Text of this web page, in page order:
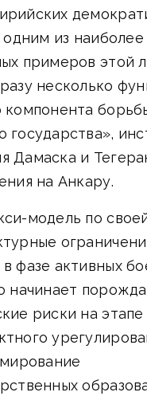
из наиболее
примеров этой
несколько
компонента
государства»,
Дамаска и
на Анкару.
модель по
фазе активных
начинает
риски на этапе